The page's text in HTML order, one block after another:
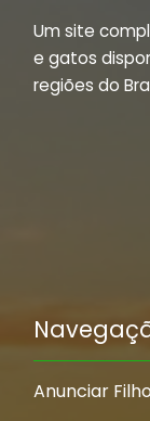
Um site
e gatos
regiões do
Anunciar